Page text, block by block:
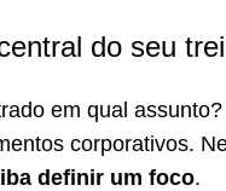
do seu
em qual
corporativos.
definir um foco.